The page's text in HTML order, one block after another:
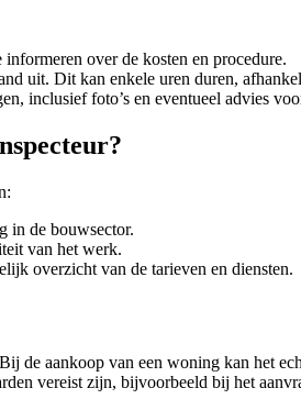
over de kosten en procedure.
uit. Dit kan enkele uren duren,
inclusief foto’s en eventueel advies
in de bouwsector.
van het werk.
overzicht van de tarieven en diensten.
aankoop van een woning kan het
vereist zijn, bijvoorbeeld bij het